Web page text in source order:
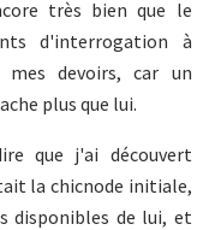
très bien que le
d'interrogation à
devoirs, car un
plus que lui.
que j'ai découvert
la chicnode initiale,
disponibles de lui, et